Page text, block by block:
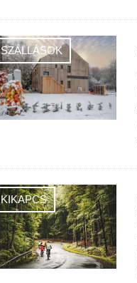
SZÁLLÁSOK
KIKAPCS